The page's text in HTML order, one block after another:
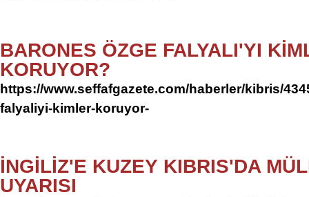
BARONES ÖZGE FALYALI'YI
KORUYOR?
https://www.seffafgazete.com/haberler/kibris/
falyaliyi-kimler-koruyor-
İNGİLİZ'E KUZEY KIBRIS'DA
UYARISI